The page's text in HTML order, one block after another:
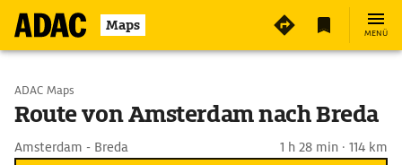
Maps MENÜ
Start wählen
ADAC Maps
Route von Amsterdam nach Breda
Amsterdam - Breda 1 h 28 min · 114 km